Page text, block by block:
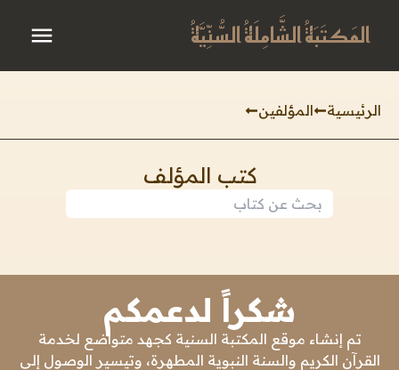
المَكتَبَةُ الشَّامِلَةُ السُّنِّيَّةُ
الرئيسية المؤلفين
كتب المؤلف
شكراً لدعمكم
تم إنشاء موقع المكتبة السنية كجهد متواضع لخدمة
القرآن الكريم والسنة النبوية المطهرة، وتيسير الوصول إلى